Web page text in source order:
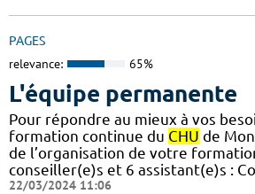
PAGES
relevance: 65%
L'équipe permanente
Pour répondre au mieux à vos
formation continue du CHU de
de l’organisation de votre
conseiller(e)s et 6 assistant(e)s :
22/03/2024 11:06